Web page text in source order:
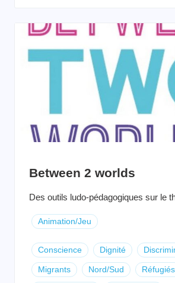
Between 2 worlds
Des outils ludo-pédagogiques sur le
Animation/Jeu
Conscience Dignité
Migrants Nord/Sud Réfugiés